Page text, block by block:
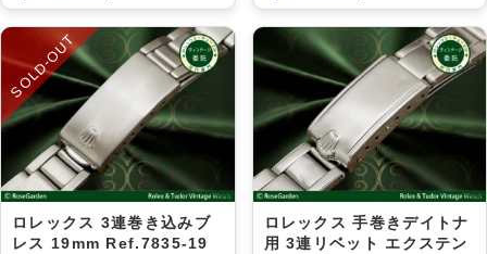
SOLD-OUT
ロレックス 3連巻き込みブ
レス 19mm Ref.7835-19
ロレックス 手巻きデイトナ
用 3連リベット エクステン